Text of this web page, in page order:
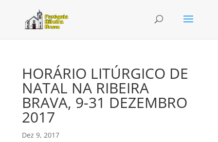
HORÁRIO LITÚRGICO DE
NATAL NA RIBEIRA
BRAVA, 9-31 DEZEMBRO
2017
Dez 9, 2017